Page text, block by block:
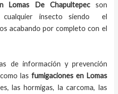
Lomas De Chapultepecson
cualquier insecto siendo el
acabando por completo con el
de información y prevención
las fumigacionesen Lomas
las hormigas, la carcoma, las